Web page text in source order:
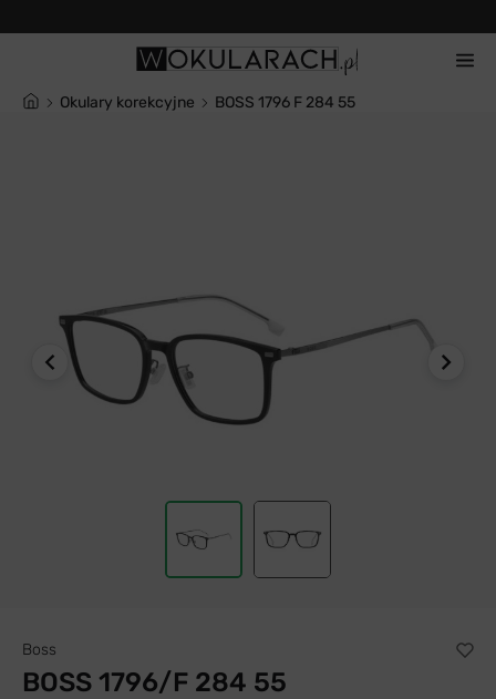
Okulary korekcyjne BOSS 1796 F 284 55
Boss
BOSS 1796/F 284 55